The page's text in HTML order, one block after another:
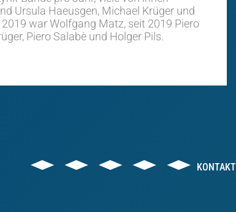
Ursula Haeusgen, Michael Krüger und
war Wolfgang Matz, seit 2019 Piero
Piero Salabè und Holger Pils.
KONTAKT